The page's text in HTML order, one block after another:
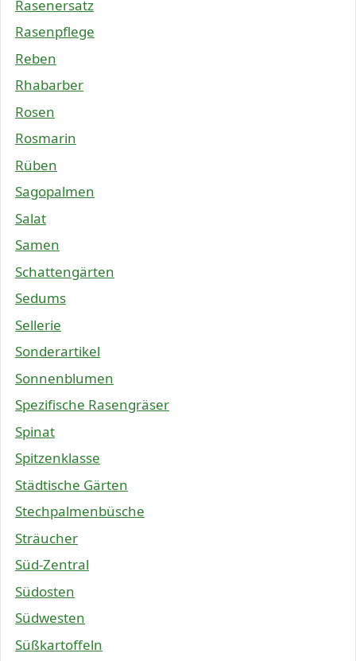
Rasenersatz
Rasenpflege
Reben
Rhabarber
Rosen
Rosmarin
Rüben
Sagopalmen
Salat
Samen
Schattengärten
Sedums
Sellerie
Sonderartikel
Sonnenblumen
Spezifische Rasengräser
Spinat
Spitzenklasse
Städtische Gärten
Stechpalmenbüsche
Sträucher
Süd-Zentral
Südosten
Südwesten
Süßkartoffeln